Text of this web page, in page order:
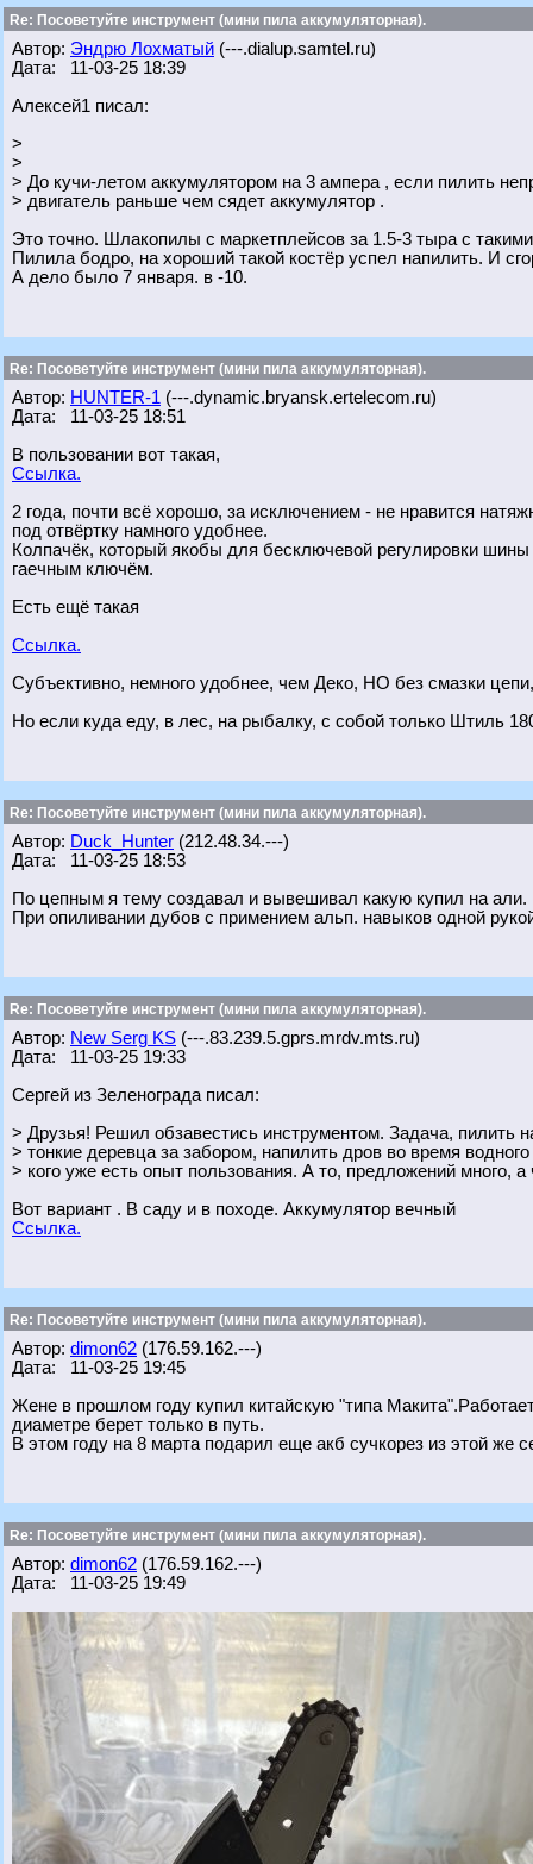
Re: Посоветуйте инструмент (мини пила аккумуляторная).
Автор: Эндрю Лохматый (---.dialup.samtel.ru)
Дата: 11-03-25 18:39
Алексей1 писал:
>
>
> До кучи-летом аккумулятором на 3 ампера , если пилить
> двигатель раньше чем сядет аккумулятор .
Это точно. Шлакопилы с маркетплейсов за 1.5-3 тыра с
Пилила бодро, на хороший такой костёр успел напилить. И
А дело было 7 января. в -10.
Re: Посоветуйте инструмент (мини пила аккумуляторная).
Автор: HUNTER-1 (---.dynamic.bryansk.ertelecom.ru)
Дата: 11-03-25 18:51
В пользовании вот такая,
Ссылка.
2 года, почти всё хорошо, за исключением - не нравится
под отвёртку намного удобнее.
Колпачёк, который якобы для бесключевой регулировки
гаечным ключём.
Есть ещё такая
Ссылка.
Субъективно, немного удобнее, чем Деко, НО без смазки
Но если куда еду, в лес, на рыбалку, с собой только Штиль
Re: Посоветуйте инструмент (мини пила аккумуляторная).
Автор: Duck_Hunter (212.48.34.---)
Дата: 11-03-25 18:53
По цепным я тему создавал и вывешивал какую купил на
При опиливании дубов с примением альп. навыков одной
Re: Посоветуйте инструмент (мини пила аккумуляторная).
Автор: New Serg KS (---.83.239.5.gprs.mrdv.mts.ru)
Дата: 11-03-25 19:33
Сергей из Зеленограда писал:
> Друзья! Решил обзавестись инструментом. Задача, пилить
> тонкие деревца за забором, напилить дров во время
> кого уже есть опыт пользования. А то, предложений много,
Вот вариант . В саду и в походе. Аккумулятор вечный
Ссылка.
Re: Посоветуйте инструмент (мини пила аккумуляторная).
Автор: dimon62 (176.59.162.---)
Дата: 11-03-25 19:45
Жене в прошлом году купил китайскую "типа
диаметре берет только в путь.
В этом году на 8 марта подарил еще акб сучкорез из этой же
Re: Посоветуйте инструмент (мини пила аккумуляторная).
Автор: dimon62 (176.59.162.---)
Дата: 11-03-25 19:49